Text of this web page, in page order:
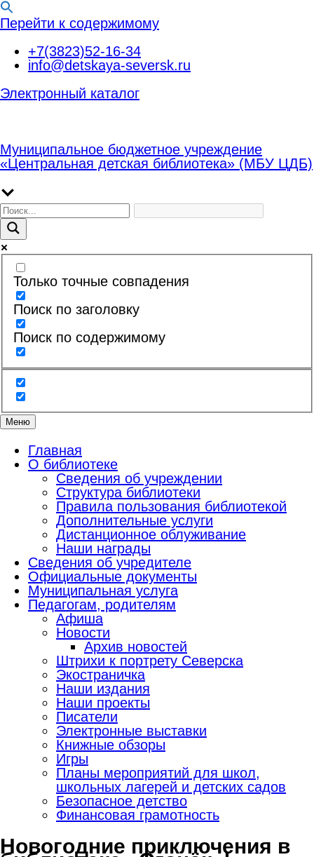
Перейти к содержимому
+7(3823)52-16-34
info@detskaya-seversk.ru
Электронный каталог
Муниципальное бюджетное учреждение
«Центральная детская библиотека» (МБУ ЦДБ)
Только точные совпадения
Поиск по заголовку
Поиск по содержимому
Меню
Главная
О библиотеке
Сведения об учреждении
Структура библиотеки
Правила пользования библиотекой
Дополнительные услуги
Дистанционное облуживание
Наши награды
Сведения об учредителе
Официальные документы
Муниципальная услуга
Педагогам, родителям
Афиша
Новости
Архив новостей
Штрихи к портрету Северска
Экостраничка
Наши издания
Наши проекты
Писатели
Электронные выставки
Книжные обзоры
Игры
Планы мероприятий для школ,
школьных лагерей и детских садов
Безопасное детство
Финансовая грамотность
Новогодние приключения в